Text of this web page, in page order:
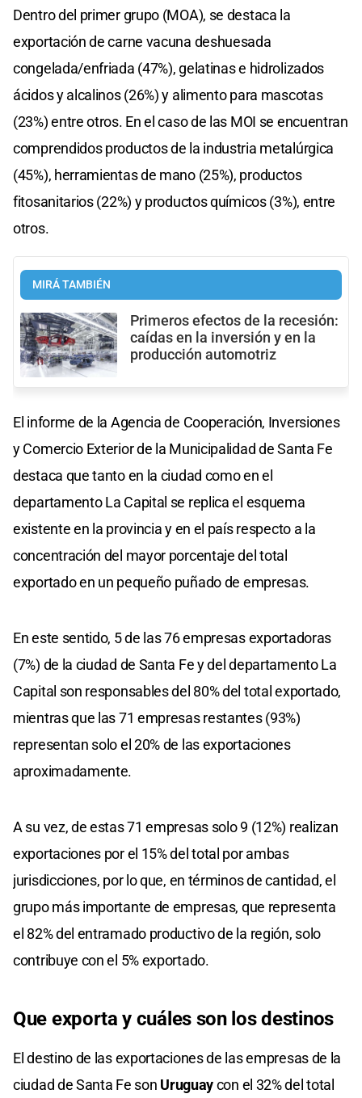
Dentro del primer grupo (MOA), se destaca la
exportación de carne vacuna deshuesada
congelada/enfriada (47%), gelatinas e hidrolizados
ácidos y alcalinos (26%) y alimento para mascotas
(23%) entre otros. En el caso de las MOI se encuentran
comprendidos productos de la industria metalúrgica
(45%), herramientas de mano (25%), productos
fitosanitarios (22%) y productos químicos (3%), entre
otros.
MIRÁ TAMBIÉN
Primeros efectos de la recesión:
caídas en la inversión y en la
producción automotriz
El informe de la Agencia de Cooperación, Inversiones
y Comercio Exterior de la Municipalidad de Santa Fe
destaca que tanto en la ciudad como en el
departamento La Capital se replica el esquema
existente en la provincia y en el país respecto a la
concentración del mayor porcentaje del total
exportado en un pequeño puñado de empresas.
En este sentido, 5 de las 76 empresas exportadoras
(7%) de la ciudad de Santa Fe y del departamento La
Capital son responsables del 80% del total exportado,
mientras que las 71 empresas restantes (93%)
representan solo el 20% de las exportaciones
aproximadamente.
A su vez, de estas 71 empresas solo 9 (12%) realizan
exportaciones por el 15% del total por ambas
jurisdicciones, por lo que, en términos de cantidad, el
grupo más importante de empresas, que representa
el 82% del entramado productivo de la región, solo
contribuye con el 5% exportado.
Que exporta y cuáles son los destinos
El destino de las exportaciones de las empresas de la
ciudad de Santa Fe son Uruguaycon el 32% del total